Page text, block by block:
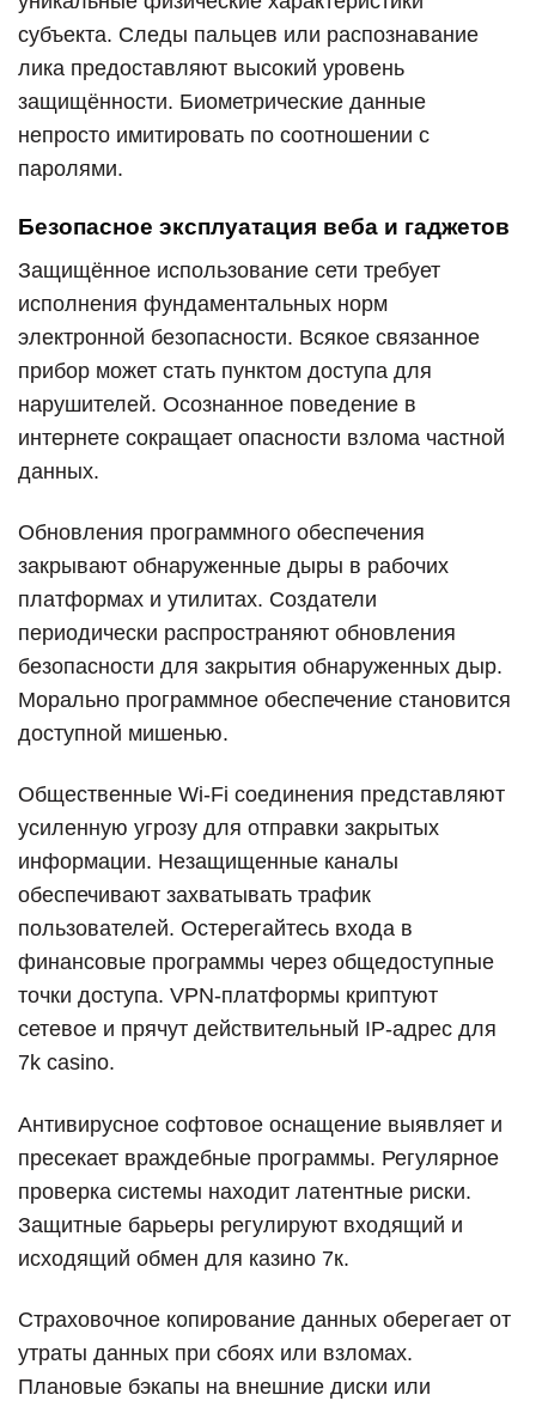
субъекта. Следы пальцев или распознавание
лика предоставляют высокий уровень
защищённости. Биометрические данные
непросто имитировать по соотношении с
паролями.
Безопасное эксплуатация веба и гаджетов
Защищённое использование сети требует
исполнения фундаментальных норм
электронной безопасности. Всякое связанное
прибор может стать пунктом доступа для
нарушителей. Осознанное поведение в
интернете сокращает опасности взлома частной
данных.
Обновления программного обеспечения
закрывают обнаруженные дыры в рабочих
платформах и утилитах. Создатели
периодически распространяют обновления
безопасности для закрытия обнаруженных дыр.
Морально программное обеспечение становится
доступной мишенью.
Общественные Wi-Fi соединения представляют
усиленную угрозу для отправки закрытых
информации. Незащищенные каналы
обеспечивают захватывать трафик
пользователей. Остерегайтесь входа в
финансовые программы через общедоступные
точки доступа. VPN-платформы криптуют
сетевое и прячут действительный IP-адрес для
7k casino.
Антивирусное софтовое оснащение выявляет и
пресекает враждебные программы. Регулярное
проверка системы находит латентные риски.
Защитные барьеры регулируют входящий и
исходящий обмен для казино 7к.
Страховочное копирование данных оберегает от
утраты данных при сбоях или взломах.
Плановые бэкапы на внешние диски или